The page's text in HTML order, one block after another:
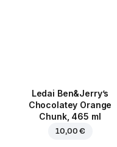
Ledai Ben&Jerry’s
Chocolatey Orange
Chunk, 465 ml
10,00 €